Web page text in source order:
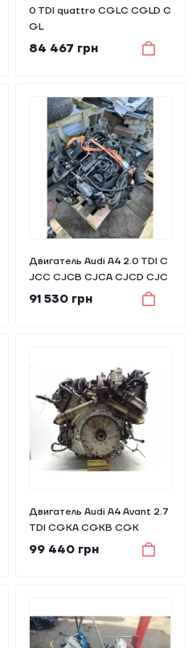
0 TDI quattro CGLC CGLD C
GL
84 467 грн
Двигатель Audi A4 2.0 TDI C
JCC CJCB CJCA CJCD CJC
91 530 грн
Двигатель Audi A4 Avant 2.7
TDI CGKA CGKB CGK
99 440 грн